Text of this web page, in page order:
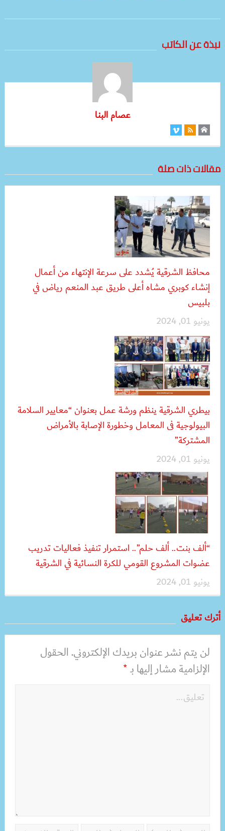
نبذة عن الكاتب
عصام البنا
مقالات ذات صلة
محافظ الشرقية يُشدد على سرعة الإنتهاء من أعمال
إنشاء كوبري مشاه أعلى طريق عبد المنعم رياض في
بلبيس
يونيو 01, 2024
بيطري الشرقية ينظم ورشة عمل بعنوان “معايير السلامة
البيولوجية فى المعامل وخطورة الإصابة بالأمراض
المشتركة”
يونيو 01, 2024
“ألف بنت.. ألف حلم”.. استمرار تنفيذ فعاليات تدريب
عضوات المشروع القومي للكرة النسائية في الشرقية
يونيو 01, 2024
أترك تعليق
لن يتم نشر عنوان بريدك الإلكتروني.الحقول
الإلزامية مشار إليها بـ*